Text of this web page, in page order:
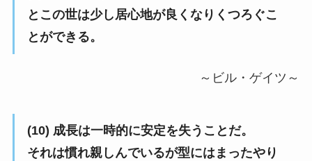
とこの世は少し居心地が良くなりくつろぐこ
とができる。
～ビル・ゲイツ～
(10) 成長は一時的に安定を失うことだ。
それは慣れ親しんでいるが型にはまったやり